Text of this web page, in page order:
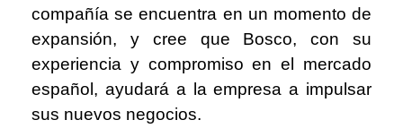
compañía se encuentra en un momento de
expansión, y cree que Bosco, con su
experiencia y compromiso en el mercado
español, ayudará a la empresa a impulsar
sus nuevos negocios.